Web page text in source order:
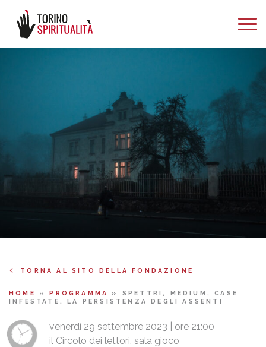
TORNA AL SITO DELLA FONDAZIONE
HOME »PROGRAMMA » SPETTRI, MEDIUM, CASE
INFESTATE. LA PERSISTENZA DEGLI ASSENTI
venerdì 29 settembre 2023 | ore 21:00
il Circolo dei lettori, sala gioco